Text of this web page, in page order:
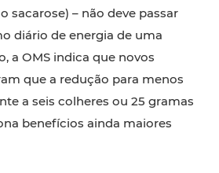
sacarose) – não deve passar
diário de energia de uma
a OMS indica que novos
que a redução para menos
a seis colheres ou 25 gramas
benefícios ainda maiores